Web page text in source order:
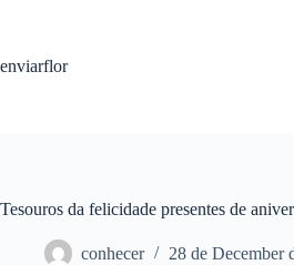
i
e
enviarflor
Tesouros da felicidade presentes de
conhecer 28 de December